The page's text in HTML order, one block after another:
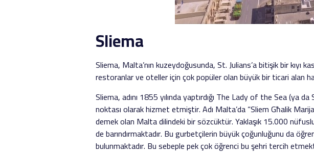
Sliema
Sliema, Malta’nın kuzeydoğusunda, St. Julians’a bitişik bir kıyı
restoranlar ve oteller için çok popüler olan büyük bir ticari alan
Sliema, adını 1855 yılında yaptırdığı The Lady of the Sea (ya
noktası olarak hizmet etmiştir. Adı Malta’da “Sliem Għalik
demek olan Malta dilindeki bir sözcüktür. Yaklaşık 15.000
de barındırmaktadır. Bu gurbetçilerin büyük çoğunluğunu da
bulunmaktadır. Bu sebeple pek çok öğrenci bu şehri tercih